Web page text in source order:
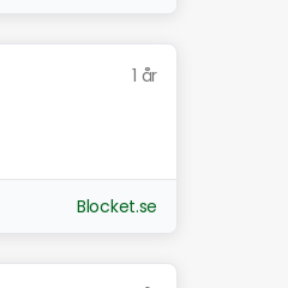
1 år
Blocket.se